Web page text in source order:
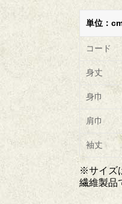
単位：
コード
身丈
身巾
肩巾
袖丈
※サイズ
繊維製品